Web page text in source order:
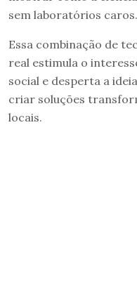
sem laboratórios caros.
Essa combinação de
real estimula o
social e desperta a
criar soluções
locais.